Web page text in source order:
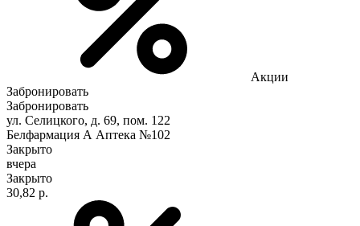
Акции
Забронировать
Забронировать
ул. Селицкого, д. 69, пом. 122
Белфармация А Аптека №102
Закрыто
вчера
Закрыто
30,82 р.